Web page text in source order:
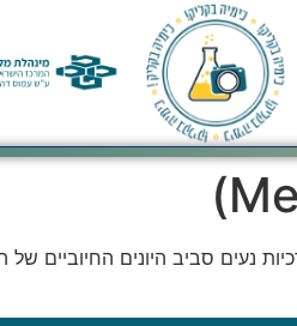
נעים סביב היונים החיוביים